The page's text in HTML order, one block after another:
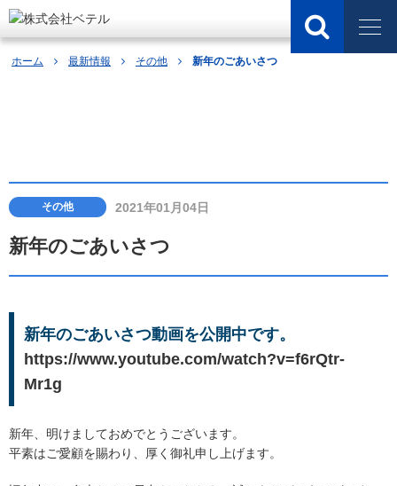
ホーム 最新情報 その他 新年のごあいさつ
その他 2021年01月04日
新年のごあいさつ
新年のごあいさつ動画を公開中です。
https://www.youtube.com/watch?v=f6rQtr-
Mr1g
新年、明けましておめでとうございます。
平素はご愛顧を賜わり、厚く御礼申し上げます。